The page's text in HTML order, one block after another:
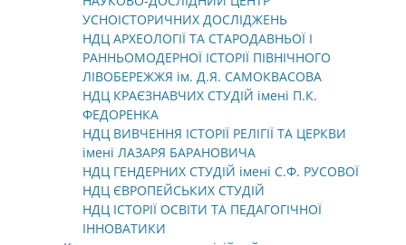
УСНОІСТОРИЧНИХ ДОСЛІДЖЕНЬ
НДЦ АРХЕОЛОГІЇ ТА СТАРОДАВНЬОЇ І
РАННЬОМОДЕРНОЇ ІСТОРІЇ ПІВНІЧНОГО
ЛІВОБЕРЕЖЖЯ ім. Д.Я. САМОКВАСОВА
НДЦ КРАЄЗНАВЧИХ СТУДІЙ імені П.К.
ФЕДОРЕНКА
НДЦ ВИВЧЕННЯ ІСТОРІЇ РЕЛІГІЇ ТА ЦЕРКВИ
імені ЛАЗАРЯ БАРАНОВИЧА
НДЦ ГЕНДЕРНИХ СТУДІЙ імені С.Ф. РУСОВОЇ
НДЦ ЄВРОПЕЙСЬКИХ СТУДІЙ
НДЦ ІСТОРІЇ ОСВІТИ ТА ПЕДАГОГІЧНОЇ
ІННОВАТИКИ